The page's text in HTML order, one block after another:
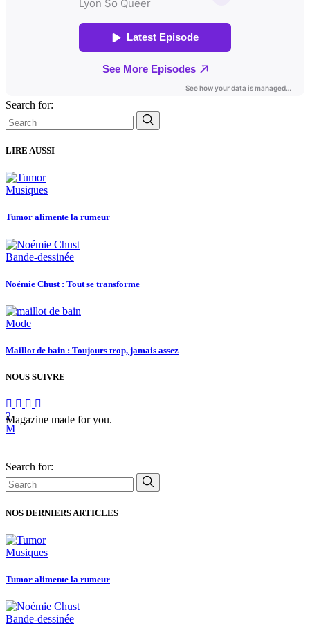
Search for:
LIRE AUSSI
Musiques
Tumor alimente la rumeur
Bande-dessinée
Noémie Chust : Tout se transforme
Mode
Maillot de bain : Toujours trop, jamais assez
NOUS SUIVRE
Magazine made for you.
Search for:
NOS DERNIERS ARTICLES
Musiques
Tumor alimente la rumeur
Bande-dessinée